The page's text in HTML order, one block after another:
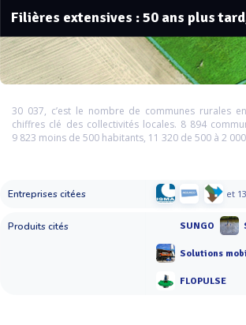
Filières extensives : 50 ans plus
30 037, c’est le nombre de communes rurales
chiffres clé des collectivités locales. 8 894
9 823 moins de 500 habitants, 11 320 de 500 à 2
Entreprises citées et
Produits cités SUNGO
Solutions
FLOPULSE